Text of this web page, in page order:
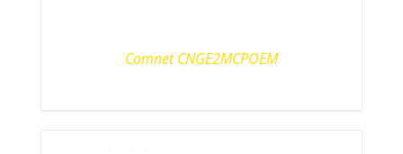
Comnet CNGE2MCPOEM